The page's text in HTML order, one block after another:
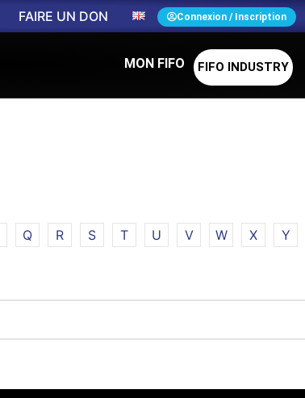
FAIRE UN DON Connexion / Inscription
MON FIFO FIFO INDUSTRY
Q R S T U V W X Y